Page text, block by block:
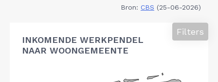
Bron: CBS (25-06-2026)
INKOMENDE WERKPENDEL
NAAR WOONGEMEENTE
Filters